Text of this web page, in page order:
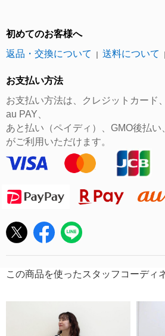
初めてのお客様へ
返品・交換について
｜ 送料について
お支払い方法
お支払い方法は、クレジットカード
au PAY、
あと払い（ペイディ）、GMO後払い
がご利用いただけます。
この商品を使ったスタッフコーディ